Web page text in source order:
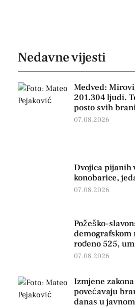
Nedavne vijesti
Medved:
201.304 ljudi.
posto svih
07.08.2026
Dvojica pijanih
konobarice,
07.08.2026
Požeško-
rođeno 525,
07.08.2026
Izmjene
povećavaju
danas u